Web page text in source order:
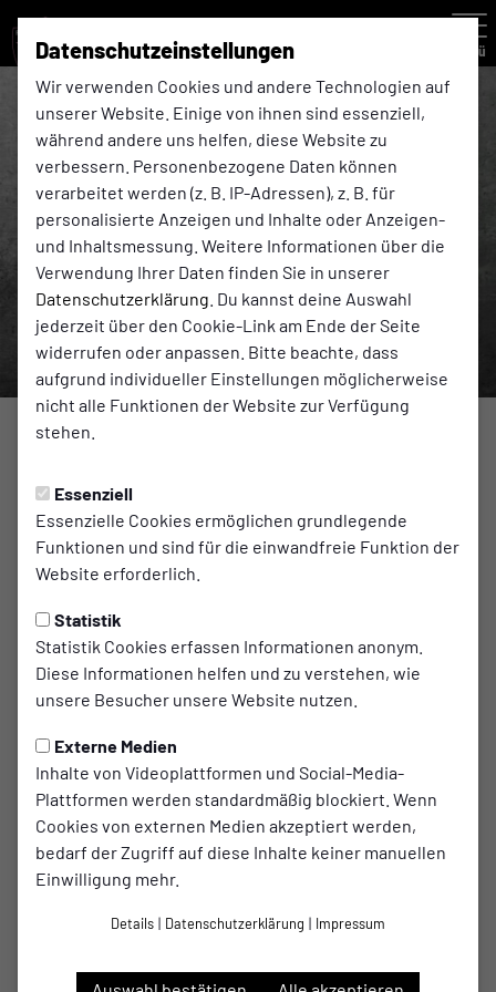
Datenschutzeinstellungen
Wir verwenden Cookies und andere Technologien auf
unserer Website. Einige von ihnen sind essenziell,
während andere uns helfen, diese Website zu
verbessern. Personenbezogene Daten können
verarbeitet werden (z. B. IP-Adressen), z. B. für
personalisierte Anzeigen und Inhalte oder Anzeigen-
und Inhaltsmessung. Weitere Informationen über die
Verwendung Ihrer Daten finden Sie in unserer
Datenschutzerklärung . Du kannst deine Auswahl
jederzeit über den Cookie-Link am Ende der Seite
widerrufen oder anpassen. Bitte beachte, dass
aufgrund individueller Einstellungen möglicherweise
nicht alle Funktionen der Website zur Verfügung
stehen.
Essenziell
Essenzielle Cookies ermöglichen grundlegende
Funktionen und sind für die einwandfreie Funktion der
Website erforderlich.
Statistik
Statistik Cookies erfassen Informationen anonym.
Diese Informationen helfen und zu verstehen, wie
unsere Besucher unsere Website nutzen.
Externe Medien
Inhalte von Videoplattformen und Social-Media-
Plattformen werden standardmäßig blockiert. Wenn
Cookies von externen Medien akzeptiert werden,
bedarf der Zugriff auf diese Inhalte keiner manuellen
Einwilligung mehr.
Details | Datenschutzerklärung | Impressum
Menü
Matchday - Stadtpokal
erste Vertretung von Roter Stern Sudenburg. Der Gegner
liegt momentan auf Platz 2 der Tabelle der Stadtoberliga
und musste in 5 Spielen erst 4 Gegentore hinnehmen. Mit 4
Siegen und nur einer Niederlage in der Meisterschaft
dürfen die Sterne in der Pokalpartie als Favorit angesehen
Team um Trainer Max Kirbis aber dennoch alles daran
setzen, die nächste Pokalrunde zu erreichen. Anstoss in
der Sterne-Arena ist am Samstag um 15Uhr. Schiedsrichter
der Partie ist Ben-Luca Mann, an den Seiten assistieren
Axel Bänsch und Simon Kremer.